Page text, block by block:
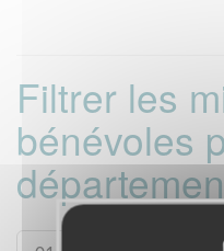
Filtrer les
bénévoles